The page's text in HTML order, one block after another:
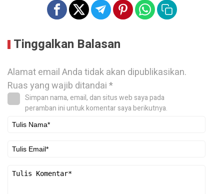
Tinggalkan Balasan
Alamat email Anda tidak akan dipublikasikan.
Ruas yang wajib ditandai*
Simpan nama, email, dan situs web saya pada
peramban ini untuk komentar saya berikutnya.